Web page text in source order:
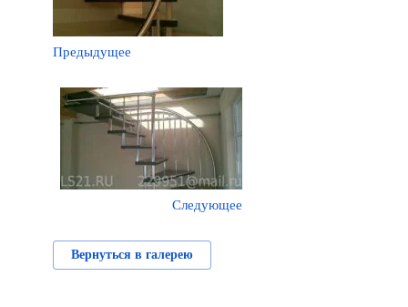
Предыдущее
Следующее
Вернуться в галерею